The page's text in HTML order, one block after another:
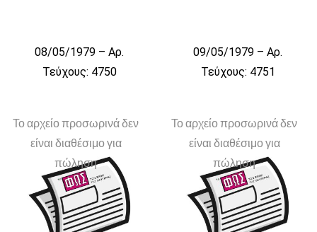
08/05/1979 – Αρ.
Τεύχους: 4750
09/05/1979 – Αρ.
Τεύχους: 4751
Το αρχείο προσωρινά δεν
είναι διαθέσιμο για
πώληση
Το αρχείο προσωρινά δεν
είναι διαθέσιμο για
πώληση